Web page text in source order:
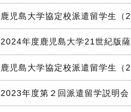
鹿児島大学協定校派遣留学生（
2024年度鹿児島大学21世紀版
鹿児島大学協定校派遣留学生（
2023年度第２回派遣留学説明